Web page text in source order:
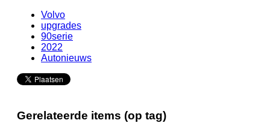
Volvo
upgrades
90serie
2022
Autonieuws
Gerelateerde items (op tag)